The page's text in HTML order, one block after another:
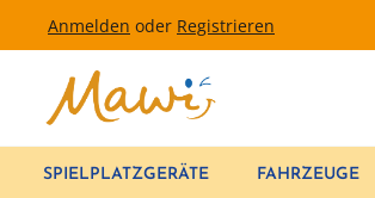
Hauptinhalt springen
Zur Hauptnavigation springen
Anmelden oder Registrieren
SPIELPLATZGERÄTE FAHRZEUGE